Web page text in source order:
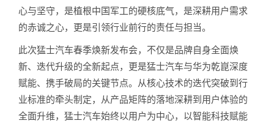
心与坚守，是植根中国军工的硬核底气，是深耕用户需求
的赤诚之心，更是引领行业前行的责任与担当。
此次猛士汽车春季焕新发布会，不仅是品牌自身全面焕
新、迭代升级的全新起点，更是猛士汽车与华为乾崑深度
赋能、携手破局的关键节点。从核心技术的迭代突破到行
业标准的牵头制定，从产品矩阵的落地深耕到用户体验的
全面升维，猛士汽车始终以用户为中心，以智能科技赋能